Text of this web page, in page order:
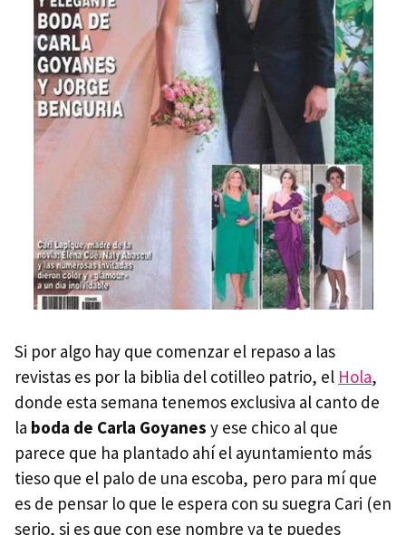
Si por algo hay que comenzar el repaso a las
revistas es por la biblia del cotilleo patrio, el Hola,
donde esta semana tenemos exclusiva al canto de
la boda de Carla Goyanes y ese chico al que
parece que ha plantado ahí el ayuntamiento más
tieso que el palo de una escoba, pero para mí que
es de pensar lo que le espera con su suegra Cari (en
serio, si es que con ese nombre ya te puedes